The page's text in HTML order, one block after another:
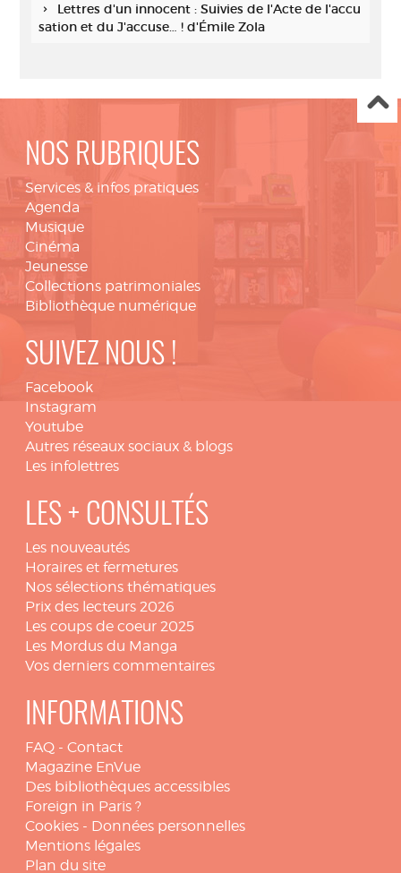
Lettres d'un innocent : Suivies de l'Acte de l'accu
sation et du J'accuse… ! d'Émile Zola
NOS RUBRIQUES
Services & infos pratiques
Agenda
Musique
Cinéma
Jeunesse
Collections patrimoniales
Bibliothèque numérique
SUIVEZ NOUS !
Facebook
Instagram
Youtube
Autres réseaux sociaux & blogs
Les infolettres
LES + CONSULTÉS
Les nouveautés
Horaires et fermetures
Nos sélections thématiques
Prix des lecteurs 2026
Les coups de coeur 2025
Les Mordus du Manga
Vos derniers commentaires
INFORMATIONS
FAQ - Contact
Magazine EnVue
Des bibliothèques accessibles
Foreign in Paris ?
Cookies - Données personnelles
Mentions légales
Plan du site